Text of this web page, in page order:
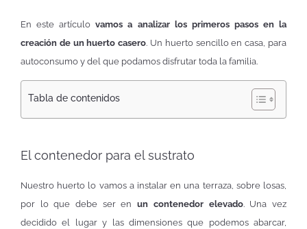
En este artículovamos a analizar los primeros pasos en la
creación de un huerto casero. Un huerto sencillo en casa, para
autoconsumo y del que podamos disfrutar toda la familia.
Tabla de contenidos
El contenedor para el sustrato
Nuestro huerto lo vamos a instalar en una terraza, sobre losas,
por lo que debe ser enun contenedor elevado. Una vez
decidido el lugar y las dimensiones que podemos abarcar,